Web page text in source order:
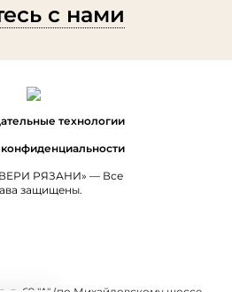
с нами
технологии
РЯЗАНИ» — Все
защищены.